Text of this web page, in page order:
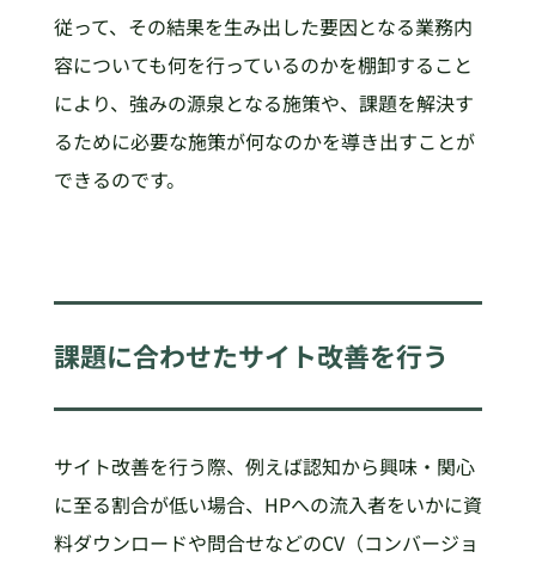
従って、その結果を生み出した要因となる業務内
容についても何を行っているのかを棚卸すること
により、強みの源泉となる施策や、課題を解決す
るために必要な施策が何なのかを導き出すことが
できるのです。
課題に合わせたサイト改善を行う
サイト改善を行う際、例えば認知から興味・関心
に至る割合が低い場合、HPへの流入者をいかに資
料ダウンロードや問合せなどのCV（コンバージョ